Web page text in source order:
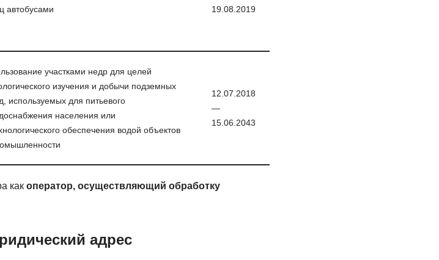
автобусами
19.08.2019
участками недр для целей
изучения и добычи подземных
используемых для питьевого
населения или
обеспечения водой объектов
12.07.2018
—
15.06.2043
как оператор, осуществляющий обработку
адрес